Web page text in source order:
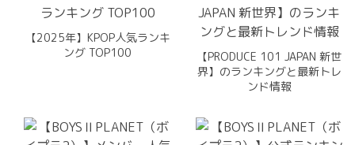
【2025年】KPOP人気ランキ
ング TOP100
【PRODUCE 101 JAPAN 新世
界】のランキングと最新トレ
ンド情報